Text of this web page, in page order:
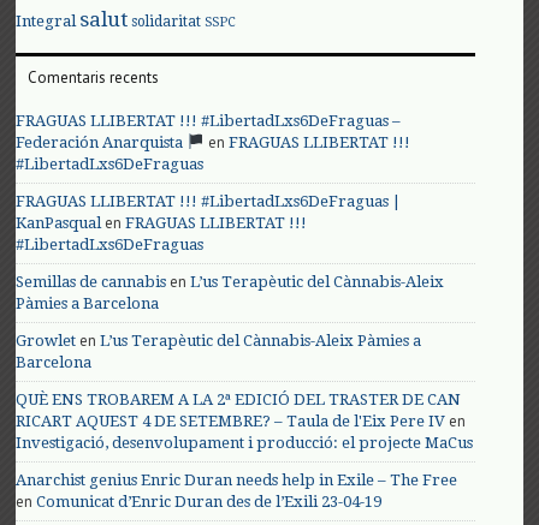
Integral salut solidaritat SSPC
Comentaris recents
FRAGUAS LLIBERTAT !!! #LibertadLxs6DeFraguas –
Federación Anarquista
enFRAGUAS LLIBERTAT !!!
#LibertadLxs6DeFraguas
FRAGUAS LLIBERTAT !!! #LibertadLxs6DeFraguas |
KanPasqualenFRAGUAS LLIBERTAT !!!
#LibertadLxs6DeFraguas
Semillas de cannabis enL’us Terapèutic del Cànnabis-Aleix
Pàmies a Barcelona
Growlet enL’us Terapèutic del Cànnabis-Aleix Pàmies a
Barcelona
QUÈ ENS TROBAREM A LA 2ª EDICIÓ DEL TRASTER DE CAN
RICART AQUEST 4 DE SETEMBRE? – Taula de l'Eix Pere IV en
Investigació, desenvolupament i producció: el projecte MaCus
Anarchist genius Enric Duran needs help in Exile – The Free
enComunicat d’Enric Duran des de l’Exili 23-04-19